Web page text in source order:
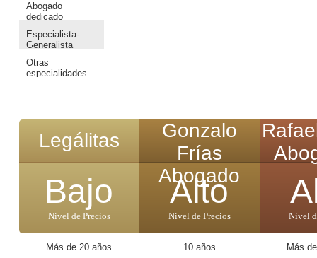
Abogado
dedicado
Especialista-
Generalista
Otras
especialidades
Legálitas
Bajo
Nivel de Precios
Más de 20 años
Gonzalo
Frías
Abogado
Alto
Nivel de Precios
10 años
Nivel
Más